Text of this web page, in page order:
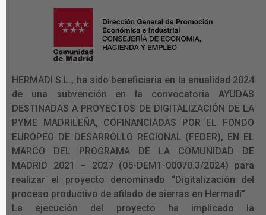
HERMADI S.L., ha sido beneficiaria en la anualidad 2024
de una subvención en la convocatoria AYUDAS
DESTINADAS A PROYECTOS DE DIGITALIZACIÓN DE LA
PYME MADRILEÑA, COFINANCIADAS POR EL FONDO
EUROPEO DE DESARROLLO REGIONAL (FEDER), EN EL
MARCO DEL PROGRAMA DE LA COMUNIDAD DE
MADRID 2021 – 2027 (05-DEM1-00070.3/2024) para
realizar el proyecto denominado “Digitalización del
proceso productivo de afilado de sierras en Hermadi”
La ejecución del proyecto ha implicado la